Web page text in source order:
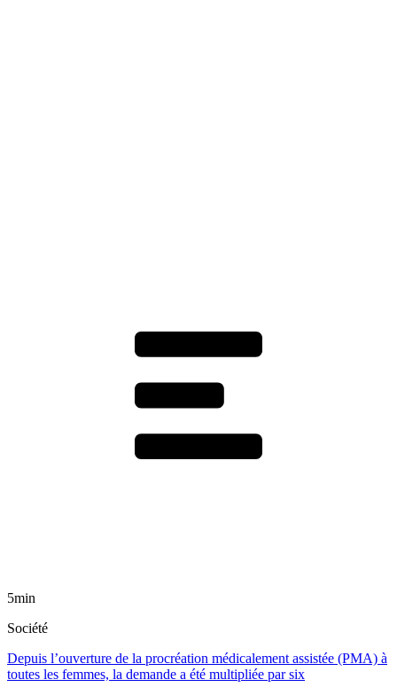
5min
Société
Depuis l’ouverture de la procréation médicalement assistée (PMA) à
toutes les femmes, la demande a été multipliée par six